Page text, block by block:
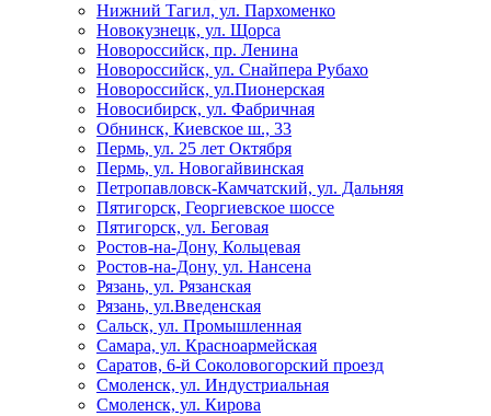
Нижний Тагил, ул. Пархоменко
Новокузнецк, ул. Щорса
Новороссийск, пр. Ленина
Новороссийск, ул. Снайпера Рубахо
Новороссийск, ул.Пионерская
Новосибирск, ул. Фабричная
Обнинск, Киевское ш., 33
Пермь, ул. 25 лет Октября
Пермь, ул. Новогайвинская
Петропавловск-Камчатский, ул. Дальняя
Пятигорск, Георгиевское шоссе
Пятигорск, ул. Беговая
Ростов-на-Дону, Кольцевая
Ростов-на-Дону, ул. Нансена
Рязань, ул. Рязанская
Рязань, ул.Введенская
Сальск, ул. Промышленная
Самара, ул. Красноармейская
Саратов, 6-й Соколовогорский проезд
Смоленск, ул. Индустриальная
Смоленск, ул. Кирова